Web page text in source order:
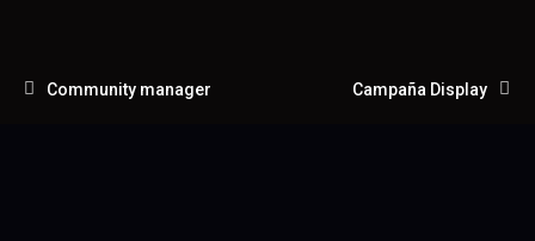
Community manager Campaña Display